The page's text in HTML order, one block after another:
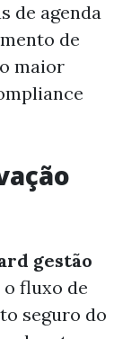
de agenda
de
maior
gestão
fluxo de
seguro do